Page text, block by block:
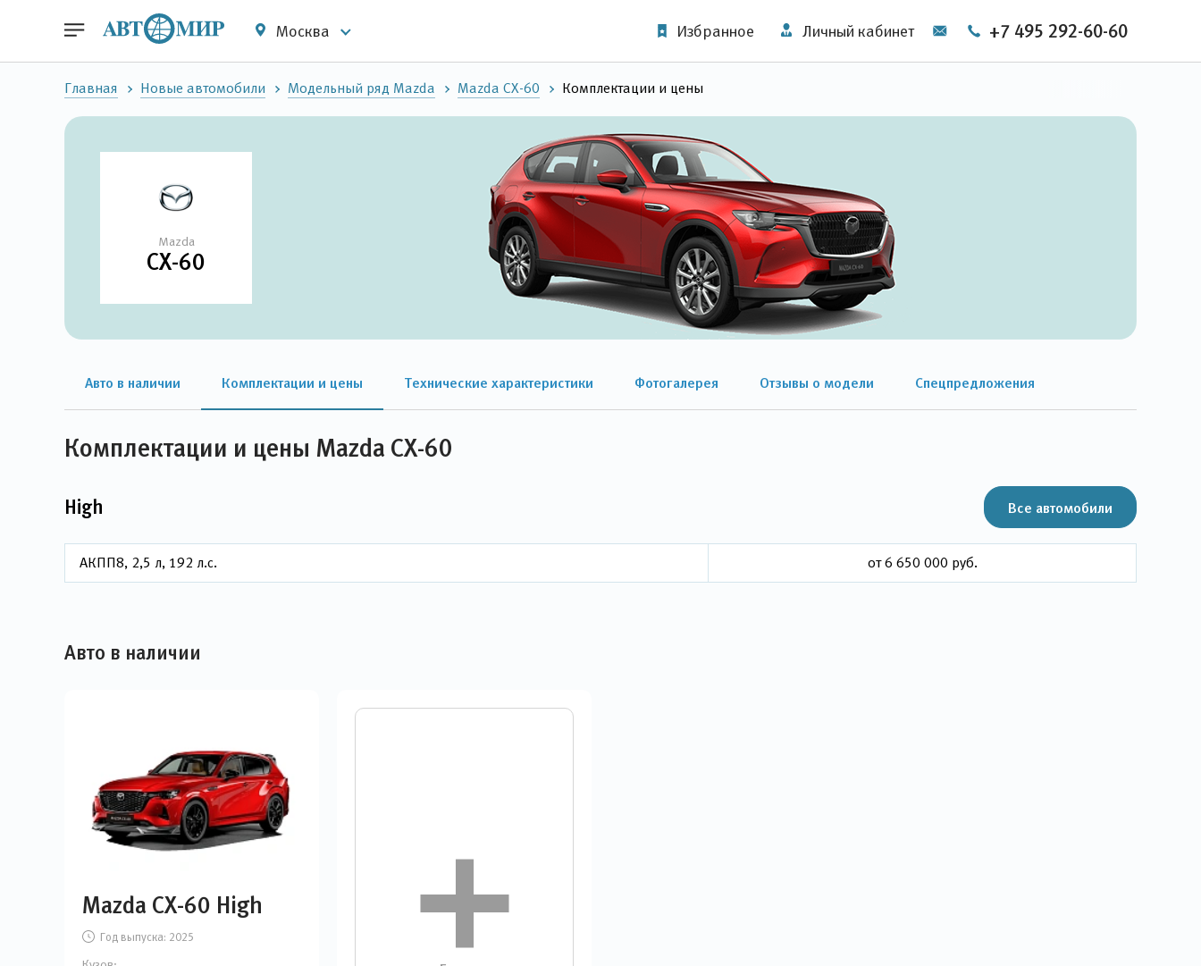
Москва Избранное Личный кабинет +7 495 292-60-60
Главная Новые автомобили Модельный ряд Mazda Mazda CX-60 Комплектации и цены
Mazda
CX-60
Авто в наличии Комплектации и цены Технические характеристики Фотогалерея Отзывы о модели Спецпредложения
Комплектации и цены Mazda CX-60
High Все автомобили
АКПП8, 2,5 л, 192 л.с. от 6 650 000 руб.
Авто в наличии
Mazda CX-60 High
Год выпуска: 2025